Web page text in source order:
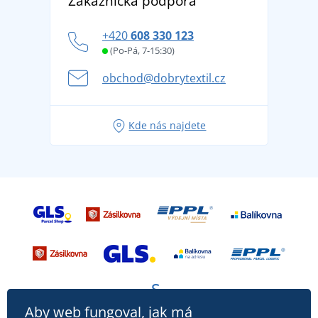
Věrnostní program BONTIS +
tradicí od roku 1976
Letní dobrodružství začíná balením aneb připravte
se na dovolenou bez starostí
Tipy na svěží outfity pro pohodové léto
+420608 330 123
(Po-Pá, 7-15:30)
obchod@dobrytextil.cz
Kde nás najdete
Aby web fungoval, jak má